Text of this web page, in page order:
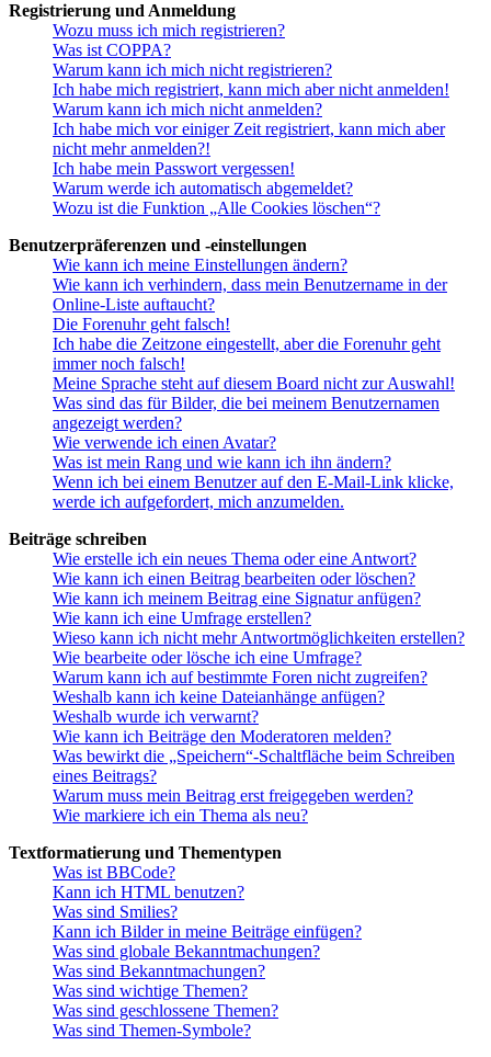
Registrierung und Anmeldung
Wozu muss ich mich registrieren?
Was ist COPPA?
Warum kann ich mich nicht registrieren?
Ich habe mich registriert, kann mich aber nicht anmelden!
Warum kann ich mich nicht anmelden?
Ich habe mich vor einiger Zeit registriert, kann mich aber
nicht mehr anmelden?!
Ich habe mein Passwort vergessen!
Warum werde ich automatisch abgemeldet?
Wozu ist die Funktion „Alle Cookies löschen“?
Benutzerpräferenzen und -einstellungen
Wie kann ich meine Einstellungen ändern?
Wie kann ich verhindern, dass mein Benutzername in der
Online-Liste auftaucht?
Die Forenuhr geht falsch!
Ich habe die Zeitzone eingestellt, aber die Forenuhr geht
immer noch falsch!
Meine Sprache steht auf diesem Board nicht zur Auswahl!
Was sind das für Bilder, die bei meinem Benutzernamen
angezeigt werden?
Wie verwende ich einen Avatar?
Was ist mein Rang und wie kann ich ihn ändern?
Wenn ich bei einem Benutzer auf den E-Mail-Link klicke,
werde ich aufgefordert, mich anzumelden.
Beiträge schreiben
Wie erstelle ich ein neues Thema oder eine Antwort?
Wie kann ich einen Beitrag bearbeiten oder löschen?
Wie kann ich meinem Beitrag eine Signatur anfügen?
Wie kann ich eine Umfrage erstellen?
Wieso kann ich nicht mehr Antwortmöglichkeiten erstellen?
Wie bearbeite oder lösche ich eine Umfrage?
Warum kann ich auf bestimmte Foren nicht zugreifen?
Weshalb kann ich keine Dateianhänge anfügen?
Weshalb wurde ich verwarnt?
Wie kann ich Beiträge den Moderatoren melden?
Was bewirkt die „Speichern“-Schaltfläche beim Schreiben
eines Beitrags?
Warum muss mein Beitrag erst freigegeben werden?
Wie markiere ich ein Thema als neu?
Textformatierung und Thementypen
Was ist BBCode?
Kann ich HTML benutzen?
Was sind Smilies?
Kann ich Bilder in meine Beiträge einfügen?
Was sind globale Bekanntmachungen?
Was sind Bekanntmachungen?
Was sind wichtige Themen?
Was sind geschlossene Themen?
Was sind Themen-Symbole?